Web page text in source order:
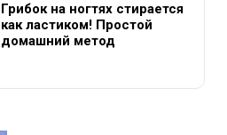
Грибок на ногтях стирается
как ластиком! Простой
домашний метод